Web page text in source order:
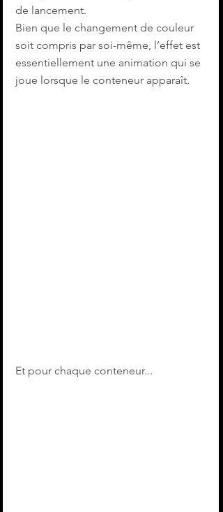
de lancement.
Bien que le changement de couleur
soit compris par soi-même, l’effet est
essentiellement une animation qui se
joue lorsque le conteneur apparaît.
Et pour chaque conteneur...